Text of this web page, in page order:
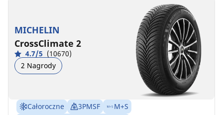
MICHELIN
CrossClimate 2
4.7/5 (10670)
2 Nagrody
Całoroczne 3PMSF
M+S